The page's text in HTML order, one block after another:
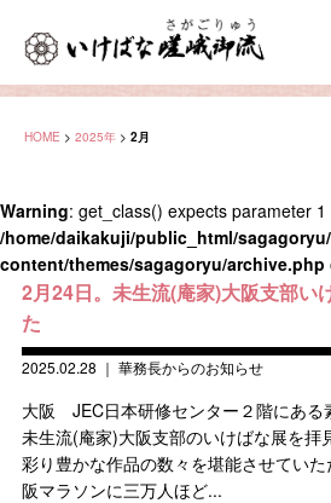
HOME > 2025年 > 2月
Warning: get_class() expects parameter
/home/daikakuji/public_html/
content/themes/sagagoryu/archive.php
2月24日。未生流(庵家)大阪支部い
た
2025.02.28 ｜ 華務長からのお知らせ
大阪 JEC日本研修センター２階にある
未生流(庵家)大阪支部のいけばな展を拝
彩り豊かな作品の数々を堪能させてい
阪マラソンに三万人ほど...